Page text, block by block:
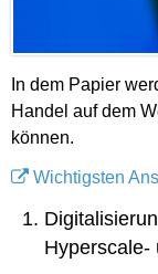
In dem Papier
Handel auf dem
können.
Wichtigsten
Hyperscale-